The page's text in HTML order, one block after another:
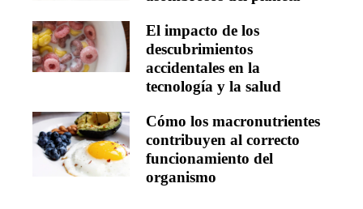
El impacto de los
descubrimientos
accidentales en la
tecnología y la salud
Cómo los macronutrientes
contribuyen al correcto
funcionamiento del
organismo